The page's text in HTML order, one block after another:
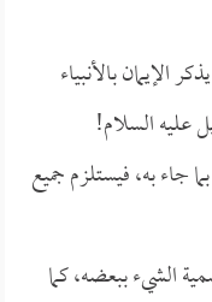
الإيمان بالأنبياء
عليه السلام!
جاء به، فيستلزم جميع
الشيء ببعضه، كما